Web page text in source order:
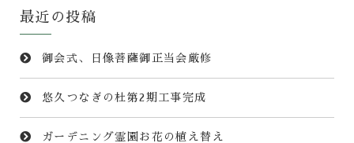
最近の投稿
御会式、日像菩薩御正当会厳修
悠久つなぎの杜第2期工事完成
ガーデニング霊園お花の植え替え